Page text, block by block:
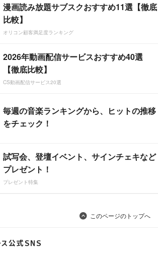
漫画読み放題サブスクおすすめ11選【徹底
比較】
オリコン顧客満足度ランキング
2026年動画配信サービスおすすめ40選
【徹底比較】
CS動画配信サービス20選
毎週の音楽ランキングから、ヒットの推移
をチェック！
試写会、登壇イベント、サインチェキなど
プレゼント！
プレゼント特集
このページのトップへ